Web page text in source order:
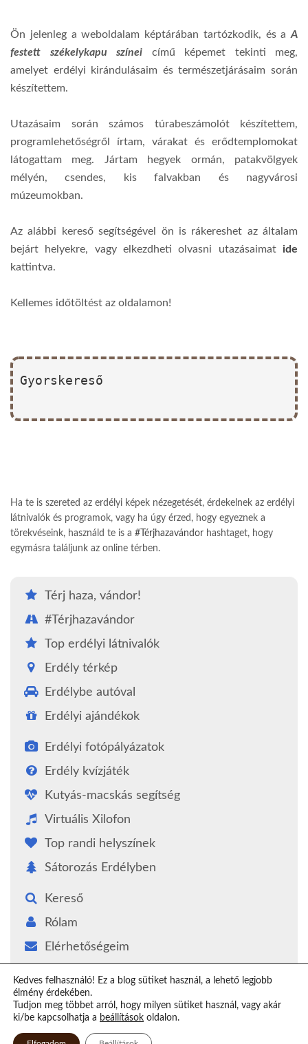
Ön jelenleg a weboldalam képtárában tartózkodik, és a A
festett székelykapu színei című képemet tekinti meg,
amelyet erdélyi kirándulásaim és természetjárásaim során
készítettem.
Utazásaim során számos túrabeszámolót készítettem,
programlehetőségről írtam, várakat és erődtemplomokat
látogattam meg. Jártam hegyek ormán, patakvölgyek
mélyén, csendes, kis falvakban és nagyvárosi
múzeumokban.
Az alábbi kereső segítségével ön is rákereshet az általam
bejárt helyekre, vagy elkezdheti olvasni utazásaimat ide
kattintva.
Kellemes időtöltést az oldalamon!
Gyorskereső
Ha te is szereted az erdélyi képek nézegetését, érdekelnek az erdélyi
látnivalók és programok, vagy ha úgy érzed, hogy egyeznek a
törekvéseink, használd te is a #Térjhazavándor hashtaget, hogy
egymásra találjunk az online térben.
Térj haza, vándor!
#Térjhazavándor
Top erdélyi látnivalók
Erdély térkép
Erdélybe autóval
Erdélyi ajándékok
Erdélyi fotópályázatok
Erdély kvízjáték
Kutyás-macskás segítség
Virtuális Xilofon
Top randi helyszínek
Sátorozás Erdélyben
Kereső
Rólam
Elérhetőségeim
Epilógus
Kedves felhasználó! Ez a blog sütiket használ, a lehető legjobb
élmény érdekében.
Tudjon meg többet arról, hogy milyen sütiket használ, vagy akár
ki/be kapcsolhatja a beállítások oldalon.